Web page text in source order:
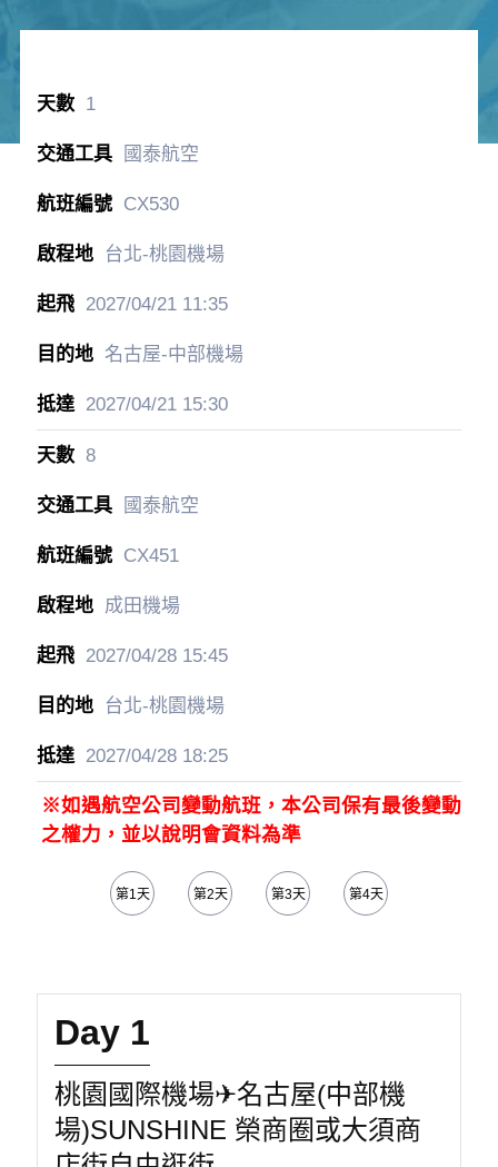
1
國泰航空
CX530
台北-桃園機場
2027/04/2111:35
名古屋-中部機場
2027/04/2115:30
8
國泰航空
CX451
成田機場
2027/04/2815:45
台北-桃園機場
2027/04/2818:25
※如遇航空公司變動航班，本公司保有最後變動
之權力，並以說明會資料為準
第1天 第2天 第3天 第4天
Day 1
桃園國際機場✈名古屋(中部機
場)SUNSHINE 榮商圈或大須商